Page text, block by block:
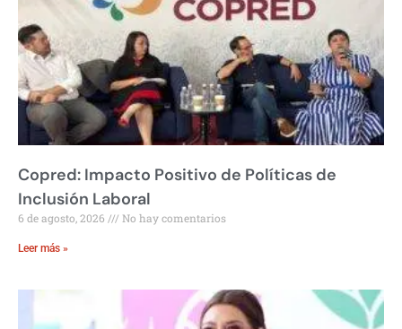
Copred: Impacto Positivo de Políticas de
Inclusión Laboral
6 de agosto, 2026 No hay comentarios
Leer más »